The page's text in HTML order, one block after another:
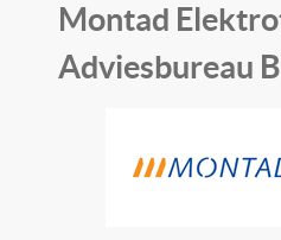
Montad
Adviesbureau